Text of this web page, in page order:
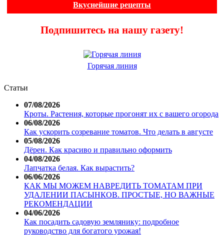
Вкуснейшие рецепты
Подпишитесь на нашу газету!
Горячая линия
Статьи
07/08/2026
Кроты. Растения, которые прогонят их с вашего огорода
06/08/2026
Как ускорить созревание томатов. Что делать в августе
05/08/2026
Дёрен. Как красиво и правильно оформить
04/08/2026
Лапчатка белая. Как вырастить?
06/06/2026
КАК МЫ МОЖЕМ НАВРЕДИТЬ ТОМАТАМ ПРИ
УДАЛЕНИИ ПАСЫНКОВ. ПРОСТЫЕ, НО ВАЖНЫЕ
РЕКОМЕНДАЦИИ
04/06/2026
Как посадить садовую землянику: подробное
руководство для богатого урожая!